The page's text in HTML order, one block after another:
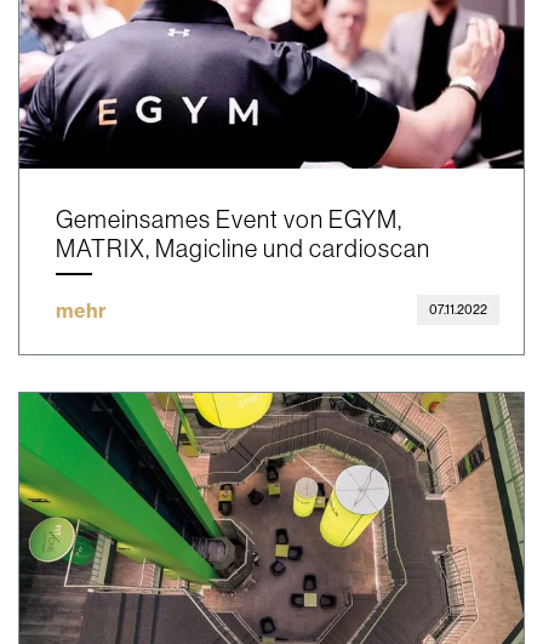
Gemeinsames Event von EGYM,
MATRIX, Magicline und cardioscan
mehr 07.11.2022